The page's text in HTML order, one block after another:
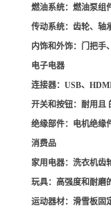
燃油系统：燃油泵组
传动系统：齿轮、轴
内饰和外饰：门把手
电子电器
连接器：USB、
开关和按钮：耐用且
绝缘部件：电机绝缘
消费品
家用电器：洗衣机齿
玩具：高强度和耐磨
运动器材：滑雪板固